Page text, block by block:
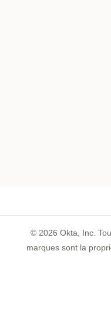
© 2026 Okta, Inc.
marques sont la